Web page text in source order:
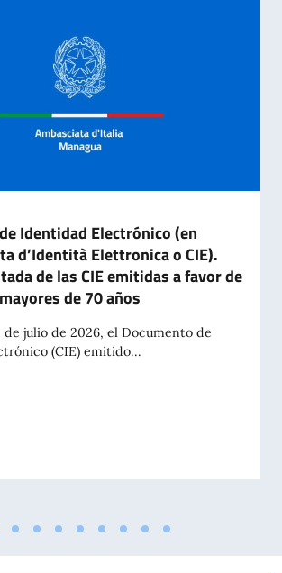
Identidad Electrónico (en
d’Identità Elettronica o CIE).
de las CIE emitidas a favor de
de 70 años
julio de 2026, el Documento de
(CIE) emitido...
de Identidad Electrónico (en italiano, Carta